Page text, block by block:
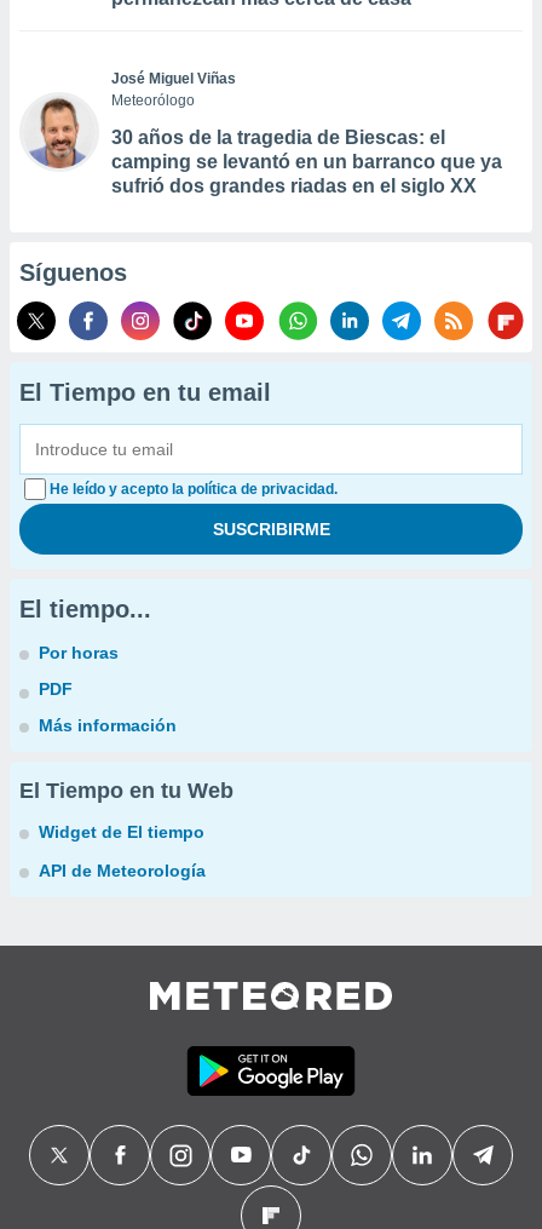
José Miguel Viñas
Meteorólogo
30 años de la tragedia de Biescas: el
camping se levantó en un barranco que ya
sufrió dos grandes riadas en el siglo XX
Síguenos
El Tiempo en tu email
He leído y acepto la política de privacidad.
El tiempo...
Por horas
PDF
Más información
El Tiempo en tu Web
Widget de El tiempo
API de Meteorología